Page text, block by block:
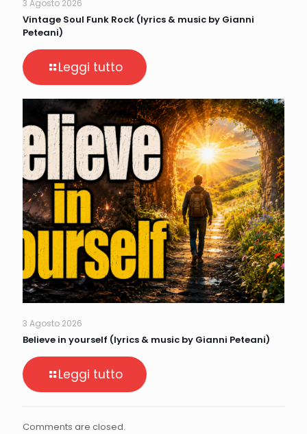
3 Agosto 2026
Vintage Soul Funk Rock (lyrics & music by Gianni
Peteani)
Leggi tutto
3 Agosto 2026
Believe in yourself (lyrics & music by Gianni Peteani)
Leggi tutto
Comments are closed.